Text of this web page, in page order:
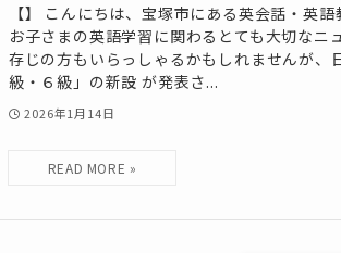
【】 こんにちは、宝塚市にある英会話・英
お子さまの英語学習に関わるとても大切なニ
存じの方もいらっしゃるかもしれませんが、
級・６級」の新設 が発表さ...
2026年1月14日